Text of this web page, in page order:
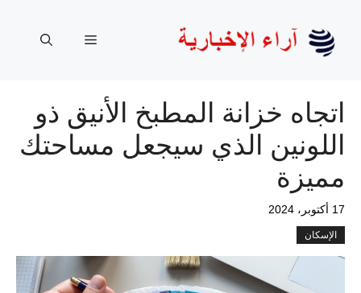
المحتوى
القائمة
اتجاه خزانة المطبخ الأنيق ذو
اللونين الذي سيجعل مساحتك
مميزة
17 أكتوبر، 2024
الإسكان